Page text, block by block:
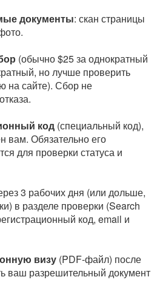
документы: скан страницы
(обычно $25 за однократный
но лучше проверить
на сайте). Сбор не
код (специальный код),
вам. Обязательно его
для проверки статуса и
3 рабочих дня (или дольше,
в разделе проверки (Search
код, email и
визу (PDF-файл) после
ваш разрешительный документ